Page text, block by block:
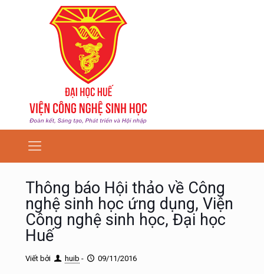
Thông báo Hội thảo về Công
nghệ sinh học ứng dụng, Viện
Công nghệ sinh học, Đại học
Huế
Viết bởi huib - 09/11/2016